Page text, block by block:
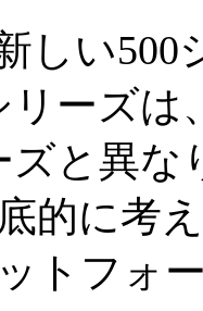
しい500
リーズ
ズと異
的に考
トフォ